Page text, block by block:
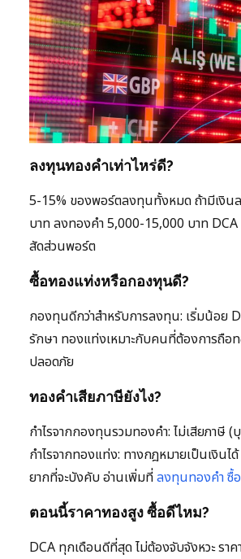
ลงทุนทองคำเท่าไหร่ดี?
5-15% ของพอร์ตลงทุนทั้งหมด ถ้ามีเงิน
บาท ลงทองคำ 5,000-15,000 บาท
สัดส่วนพอร์ต
ซื้อทองแท่งหรือกองทุนดี?
กองทุนดีกว่าสำหรับการลงทุน: เริ่มน้อย
รักษา ทองแท่งเหมาะกับคนที่ต้องการถือ
ปลอดภัย
ทองคำเสียภาษียังไง?
กำไรจากกองทุนรวมทองคำ: ไม่เสียภาษี
กำไรจากทองแท่ง: ทางกฎหมายเป็นเงิน
ยากที่จะบังคับ อ่านเพิ่มที่ลงทุนทองคำ ซื้
ตอนนี้ราคาทองสูง ซื้อดีไหม?
DCA ทุกเดือนดีที่สุด ไม่ต้องจับจังหวะ ราค